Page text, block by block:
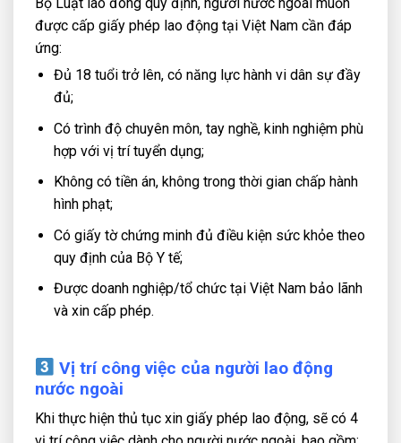
được cấp giấy phép lao động tại Việt Nam cần đáp
ứng:
Đủ 18 tuổi trở lên, có năng lực hành vi dân sự đầy
đủ;
Có trình độ chuyên môn, tay nghề, kinh nghiệm phù
hợp với vị trí tuyển dụng;
Không có tiền án, không trong thời gian chấp hành
hình phạt;
Có giấy tờ chứng minh đủ điều kiện sức khỏe theo
quy định của Bộ Y tế;
Được doanh nghiệp/tổ chức tại Việt Nam bảo lãnh
và xin cấp phép.
Vị trí công việc của người lao động
nước ngoài
Khi thực hiện thủ tục xin giấy phép lao động, sẽ có 4